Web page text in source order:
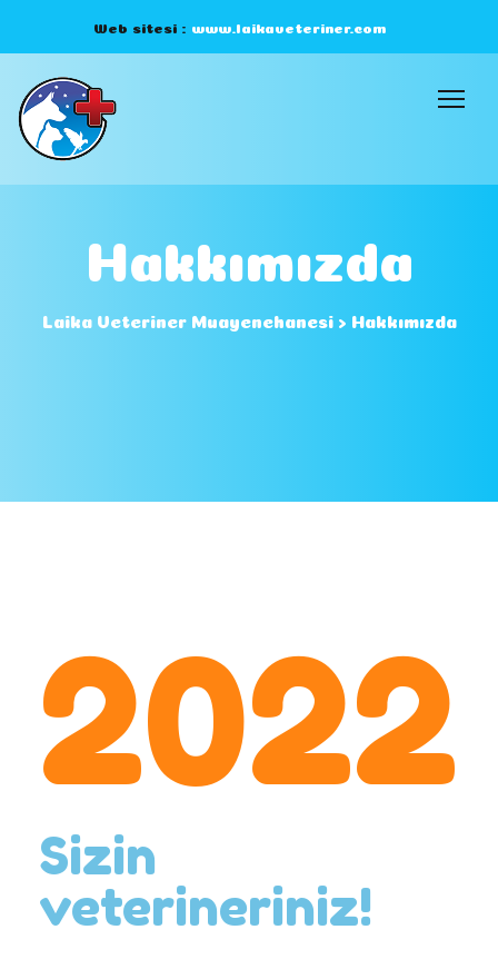
Web sitesi : www.laikaveteriner.com
Hakkımızda
Laika Veteriner Muayenehanesi> Hakkımızda
2022
Sizin
veterineriniz!